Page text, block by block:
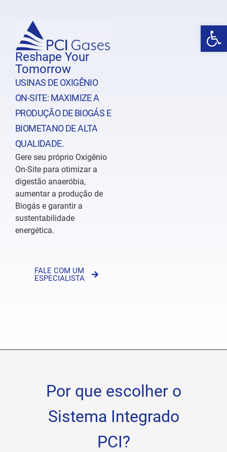
Reshape Your
Tomorrow
USINAS DE OXIGÊNIO
ON-SITE: MAXIMIZE A
PRODUÇÃO DE BIOGÁS E
BIOMETANO DE ALTA
QUALIDADE.
Gere seu próprio Oxigênio
On-Site para otimizar a
digestão anaeróbia,
aumentar a produção de
Biogás e garantir a
sustentabilidade
energética.
FALE COM UM
ESPECIALISTA
Por que escolher o
Sistema Integrado
PCI?
Abrir